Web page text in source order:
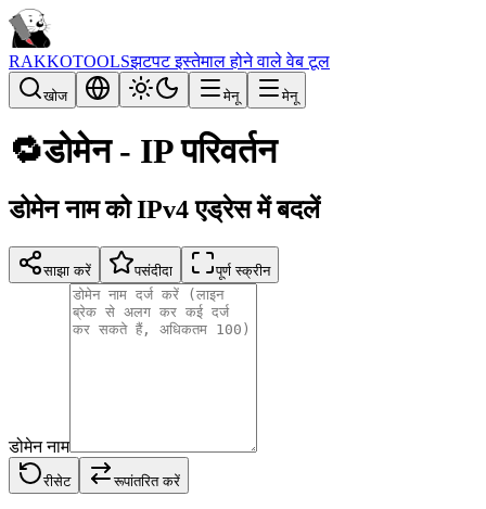
RAKKOTOOLSझटपट इस्तेमाल होने वाले वेब टूल
खोज मेनू मेनू
🔁डोमेन - IP परिवर्तन
डोमेन नाम को IPv4 एड्रेस में बदलें
साझा करें पसंदीदा पूर्ण स्क्रीन
डोमेन नाम
रीसेट रूपांतरित करें